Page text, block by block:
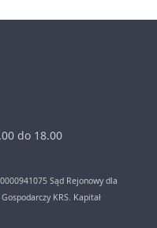
do 18.00
Sąd Rejonowy dla
KRS. Kapitał